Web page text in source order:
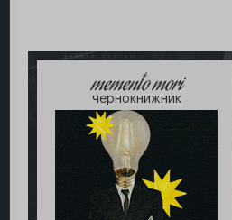
memento mori
чернокнижник